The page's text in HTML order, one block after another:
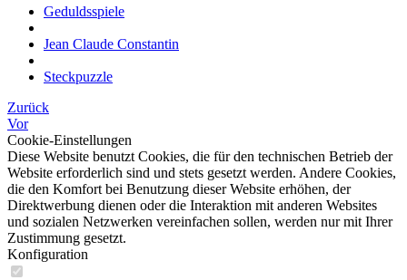
Geduldsspiele
Jean Claude Constantin
Steckpuzzle
Zurück
Vor
Cookie-Einstellungen
Diese Website benutzt Cookies, die für den technischen Betrieb der
Website erforderlich sind und stets gesetzt werden. Andere Cookies,
die den Komfort bei Benutzung dieser Website erhöhen, der
Direktwerbung dienen oder die Interaktion mit anderen Websites
und sozialen Netzwerken vereinfachen sollen, werden nur mit Ihrer
Zustimmung gesetzt.
Konfiguration